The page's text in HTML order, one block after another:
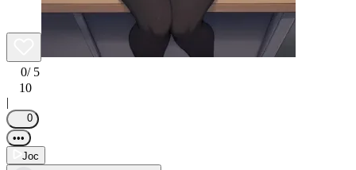
0/ 5
10
|
0
•••
Joc